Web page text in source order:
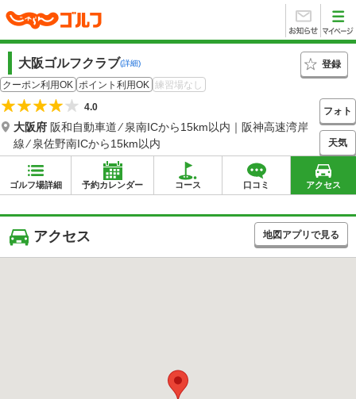
大阪ゴルフクラブ(詳細)
登録
クーポン利用OK ポイント利用OK 練習場なし
4.0
大阪府 阪和自動車道 ⁄ 泉南ICから15km以内｜阪神高速湾岸
線 ⁄ 泉佐野南ICから15km以内
フォト
天気
ゴルフ場詳細 予約カレンダー コース 口コミ アクセス
アクセス 地図アプリで見る